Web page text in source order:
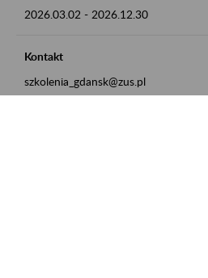
2026.03.02 - 2026.12.30
Kontakt
szkolenia_gdansk@zus.pl